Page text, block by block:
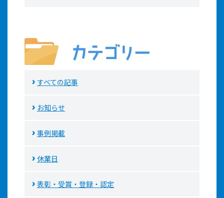
すべての記事
お知らせ
事例掲載
休業日
表彰・受賞・登録・認定